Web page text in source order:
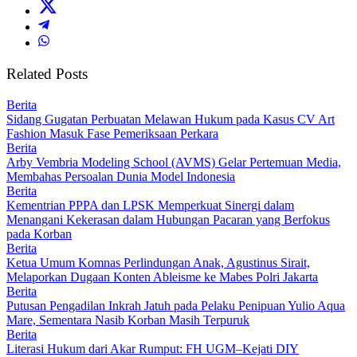
Related Posts
Berita
Sidang Gugatan Perbuatan Melawan Hukum pada Kasus CV Art
Fashion Masuk Fase Pemeriksaan Perkara
Berita
Arby Vembria Modeling School (AVMS) Gelar Pertemuan Media,
Membahas Persoalan Dunia Model Indonesia
Berita
Kementrian PPPA dan LPSK Memperkuat Sinergi dalam
Menangani Kekerasan dalam Hubungan Pacaran yang Berfokus
pada Korban
Berita
Ketua Umum Komnas Perlindungan Anak, Agustinus Sirait,
Melaporkan Dugaan Konten Ableisme ke Mabes Polri Jakarta
Berita
Putusan Pengadilan Inkrah Jatuh pada Pelaku Penipuan Yulio Aqua
Mare, Sementara Nasib Korban Masih Terpuruk
Berita
Literasi Hukum dari Akar Rumput: FH UGM–Kejati DIY